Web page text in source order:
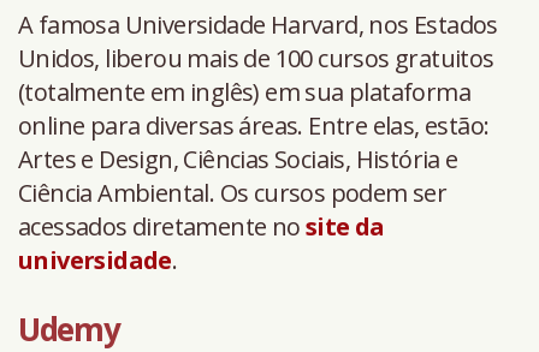
A famosa Universidade Harvard, nos Estados
Unidos, liberou mais de 100 cursos gratuitos
(totalmente em inglês) em sua plataforma
online para diversas áreas. Entre elas, estão:
Artes e Design, Ciências Sociais, História e
Ciência Ambiental. Os cursos podem ser
acessados diretamente nosite da
universidade.
Udemy